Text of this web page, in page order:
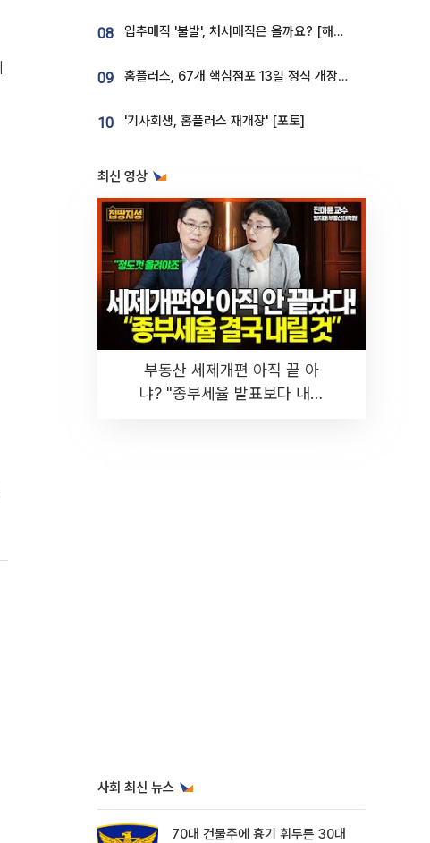
08 입추매직 '불발', 처서매직은 올까요? [해시태그]
09 홈플러스, 67개 핵심점포 13일 정식 개장…영업 재개 속도
10 '기사회생, 홈플러스 재개장' [포토]
최신 영상
부동산 세제개편 아직 끝 아
냐? "종부세율 발표보다 내릴
사회 최신 뉴스
70대 건물주에 흉기 휘두른 30대